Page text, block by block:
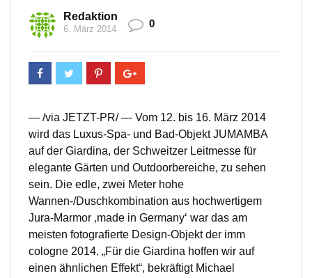
Redaktion
6. März 2014 0
— /via JETZT-PR/ — Vom 12. bis 16. März 2014
wird das Luxus-Spa- und Bad-Objekt JUMAMBA
auf der Giardina, der Schweitzer Leitmesse für
elegante Gärten und Outdoorbereiche, zu sehen
sein. Die edle, zwei Meter hohe
Wannen-/Duschkombination aus hochwertigem
Jura-Marmor ‚made in Germany‘ war das am
meisten fotografierte Design-Objekt der imm
cologne 2014. „Für die Giardina hoffen wir auf
einen ähnlichen Effekt“, bekräftigt Michael